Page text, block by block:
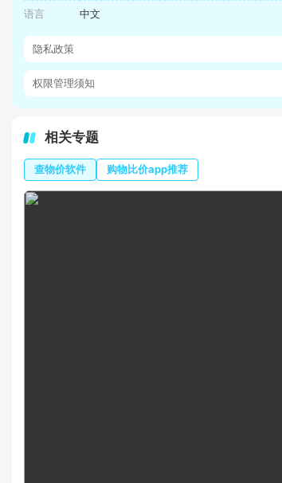
语言 中文
隐私政策
权限管理须知
相关专题
查物价软件 购物比价app推荐